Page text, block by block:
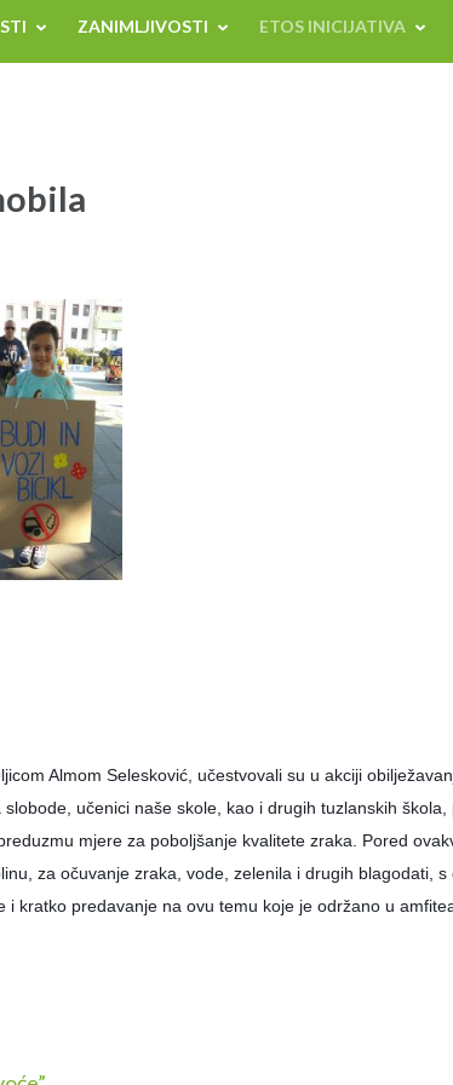
ZANIMLJIVOSTI ETOS INICIJATIVA
Almom Selesković, učestvovali su u akciji
učenici naše skole, kao i drugih tuzlanskih
mjere za poboljšanje kvalitete zraka. Pored
za očuvanje zraka, vode, zelenila i drugih blagodati,
kratko predavanje na ovu temu koje je održano u